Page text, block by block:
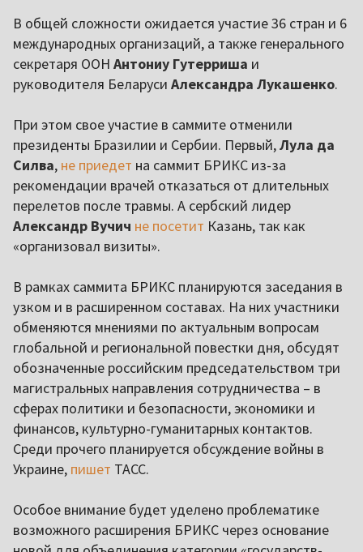
В общей сложности ожидается участие 36 стран и 6
международных организаций, а также генерального
секретаря ООН Антониу Гутерриша и
руководителя Беларуси Александра Лукашенко.
При этом свое участие в саммите отменили
президенты Бразилии и Сербии. Первый,Лула да
Силва, не приедет на саммит БРИКС из-за
рекомендации врачей отказаться от длительных
перелетов после травмы. А сербский лидер
Александр Вучич не посетит Казань, так как
«организовал визиты».
В рамках саммита БРИКС планируются заседания в
узком и в расширенном составах. На них участники
обменяются мнениями по актуальным вопросам
глобальной и региональной повестки дня, обсудят
обозначенные российским председательством три
магистральных направления сотрудничества – в
сферах политики и безопасности, экономики и
финансов, культурно-гуманитарных контактов.
Среди прочего планируется обсуждение войны в
Украине, пишет ТАСС.
Особое внимание будет уделено проблематике
возможного расширения БРИКС через основание